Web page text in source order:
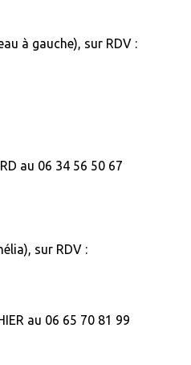
à gauche), sur RDV :
au 06 34 56 50 67
sur RDV :
au 06 65 70 81 99